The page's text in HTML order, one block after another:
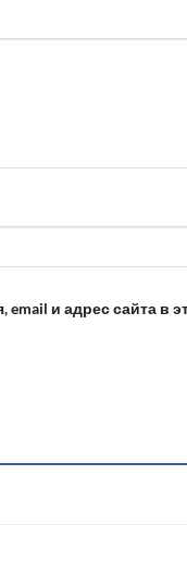
email и адрес сайта в